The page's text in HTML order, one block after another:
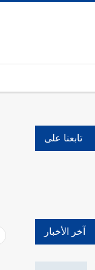
تابعنا على
آخر الأخبار